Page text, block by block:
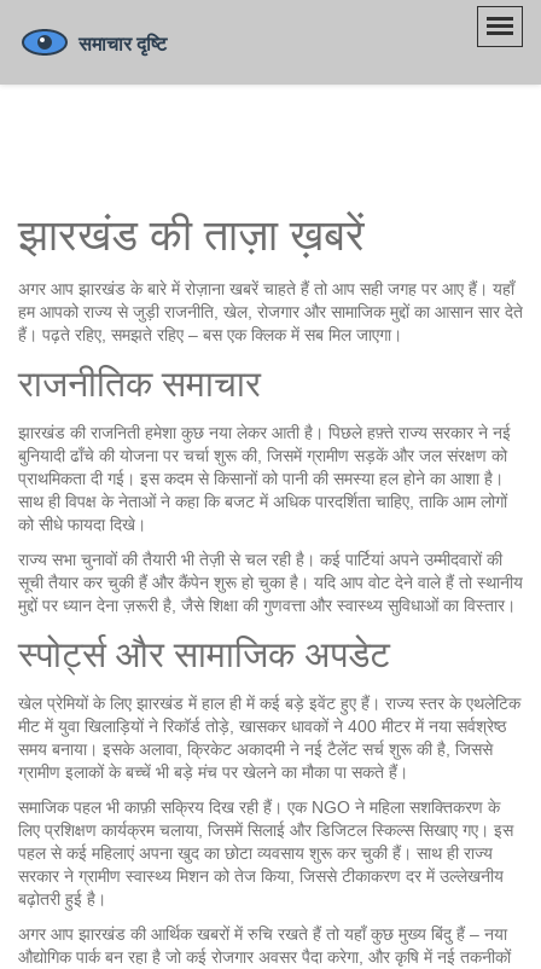
झारखंड की ताज़ा ख़बरें
अगर आप झारखंड के बारे में रोज़ाना खबरें चाहते हैं तो आप सही जगह पर आए हैं। यहाँ
हम आपको राज्य से जुड़ी राजनीति, खेल, रोजगार और सामाजिक मुद्दों का आसान सार देते
हैं। पढ़ते रहिए, समझते रहिए – बस एक क्लिक में सब मिल जाएगा।
राजनीतिक समाचार
झारखंड की राजनिती हमेशा कुछ नया लेकर आती है। पिछले हफ़्ते राज्य सरकार ने नई
बुनियादी ढाँचे की योजना पर चर्चा शुरू की, जिसमें ग्रामीण सड़कें और जल संरक्षण को
प्राथमिकता दी गई। इस कदम से किसानों को पानी की समस्या हल होने का आशा है।
साथ ही विपक्ष के नेताओं ने कहा कि बजट में अधिक पारदर्शिता चाहिए, ताकि आम लोगों
को सीधे फायदा दिखे।
राज्य सभा चुनावों की तैयारी भी तेज़ी से चल रही है। कई पार्टियां अपने उम्मीदवारों की
सूची तैयार कर चुकी हैं और कैंपेन शुरू हो चुका है। यदि आप वोट देने वाले हैं तो स्थानीय
मुद्दों पर ध्यान देना ज़रूरी है, जैसे शिक्षा की गुणवत्ता और स्वास्थ्य सुविधाओं का विस्तार।
स्पोर्ट्स और सामाजिक अपडेट
खेल प्रेमियों के लिए झारखंड में हाल ही में कई बड़े इवेंट हुए हैं। राज्य स्तर के एथलेटिक
मीट में युवा खिलाड़ियों ने रिकॉर्ड तोड़े, खासकर धावकों ने 400 मीटर में नया सर्वश्रेष्ठ
समय बनाया। इसके अलावा, क्रिकेट अकादमी ने नई टैलेंट सर्च शुरू की है, जिससे
ग्रामीण इलाकों के बच्चें भी बड़े मंच पर खेलने का मौका पा सकते हैं।
समाजिक पहल भी काफ़ी सक्रिय दिख रही हैं। एक NGO ने महिला सशक्तिकरण के
लिए प्रशिक्षण कार्यक्रम चलाया, जिसमें सिलाई और डिजिटल स्किल्स सिखाए गए। इस
पहल से कई महिलाएं अपना खुद का छोटा व्यवसाय शुरू कर चुकी हैं। साथ ही राज्य
सरकार ने ग्रामीण स्वास्थ्य मिशन को तेज किया, जिससे टीकाकरण दर में उल्लेखनीय
बढ़ोतरी हुई है।
अगर आप झारखंड की आर्थिक खबरों में रुचि रखते हैं तो यहाँ कुछ मुख्य बिंदु हैं – नया
औद्योगिक पार्क बन रहा है जो कई रोजगार अवसर पैदा करेगा, और कृषि में नई तकनीकों